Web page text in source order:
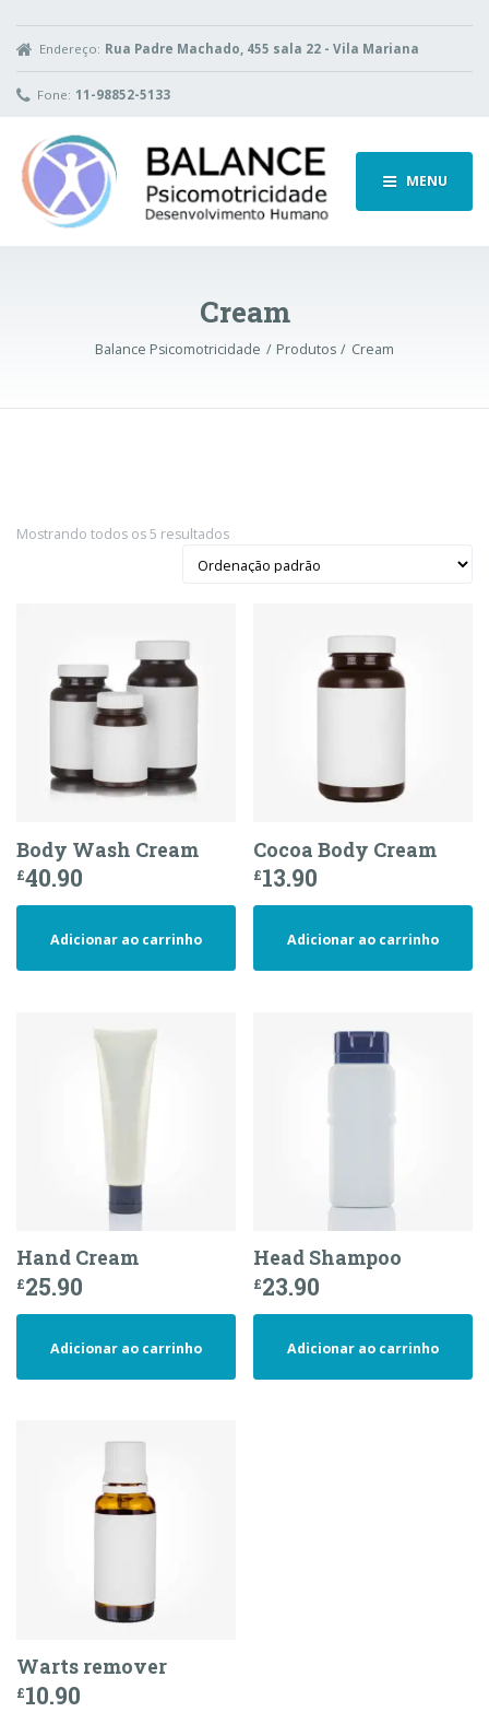
Endereço: Rua Padre Machado, 455 sala 22 - Vila Mariana
Fone: 11-98852-5133
MENU
Cream
Balance Psicomotricidade Produtos Cream
Mostrando todos os 5 resultados
Body Wash Cream
£40.90
Adicionar ao carrinho
Cocoa Body Cream
£13.90
Adicionar ao carrinho
Hand Cream
£25.90
Adicionar ao carrinho
Head Shampoo
£23.90
Adicionar ao carrinho
Warts remover
£10.90